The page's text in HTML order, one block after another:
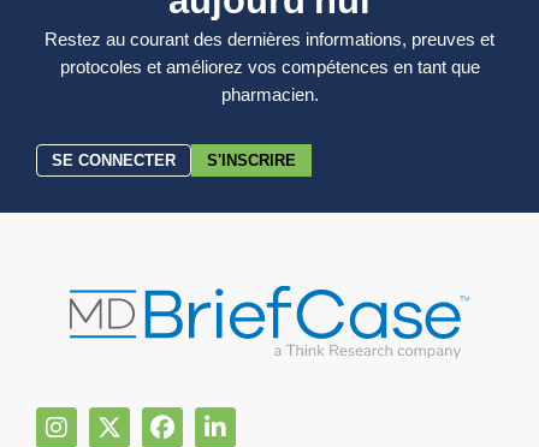
Restez au courant des dernières informations, preuves et
protocoles et améliorez vos compétences en tant que
pharmacien.
SE CONNECTER S'INSCRIRE